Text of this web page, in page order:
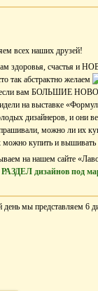
всех наших друзей!
здоровья, счастья
так абстрактно желаем
вам БОЛЬШИЕ
на выставке
дизайнеров, и они
можно ли их
можно купить и
на нашем сайте
дизайнов под
мы представляем 6